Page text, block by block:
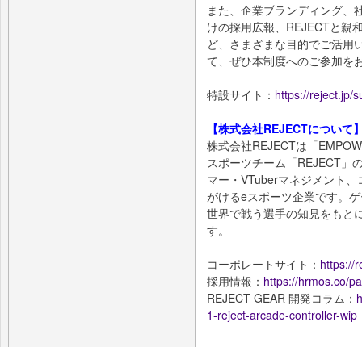
また、企業ブランディング、
けの採用広報、REJECTと親
ど、さまざまな目的でご活用
て、ぜひ本制度へのご参加を
特設サイト： https://reject.jp/
【株式会社REJECTについて
株式会社REJECTは「
スポーツチーム「REJECT」
マー・VTuberマネジメント
がけるeスポーツ企業です。
世界で戦う選手の知見をもと
す。
コーポレートサイト： https://
採用情報： https://hrmos.co/
REJECT GEAR 開発コラム：
1-reject-arcade-controller-wip